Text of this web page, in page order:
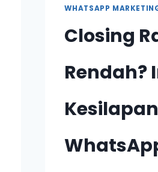
WHATSAPP
Closing
Rendah?